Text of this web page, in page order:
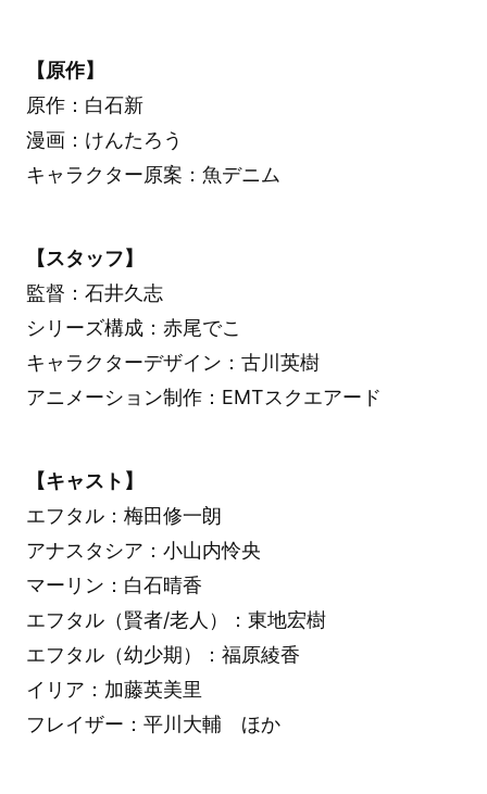
【原作】
原作：白石新
漫画：けんたろう
キャラクター原案：魚デニム
【スタッフ】
監督：石井久志
シリーズ構成：赤尾でこ
キャラクターデザイン：古川英樹
アニメーション制作：EMTスクエアード
【キャスト】
エフタル：梅田修一朗
アナスタシア：小山内怜央
マーリン：白石晴香
エフタル（賢者/老人）：東地宏樹
エフタル（幼少期）：福原綾香
イリア：加藤英美里
フレイザー：平川大輔 ほか